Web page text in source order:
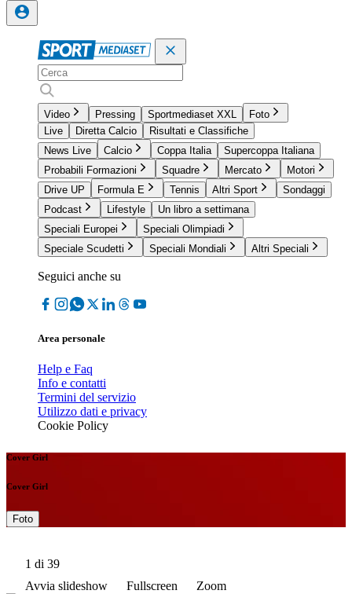
Video Pressing Sportmediaset XXL
Foto
Live
Diretta Calcio
Risultati e Classifiche
News Live
Calcio Coppa Italia
Supercoppa Italiana
Probabili Formazioni
Squadre Mercato
Motori
Drive UP
Formula E Tennis Altri Sport
Sondaggi
Podcast
Lifestyle
Un libro a settimana
Speciali Europei
Speciali Olimpiadi
Speciale Scudetti
Speciali Mondiali Altri Speciali
Seguici anche su
Area personale
Help e Faq
Info e contatti
Termini del servizio
Utilizzo dati e privacy
Cookie Policy
Cover Girl
Cover Girl
Foto
1 di 39
Avvia slideshow
Fullscreen Zoom